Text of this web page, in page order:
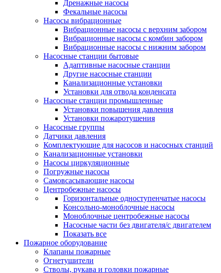
Дренажные насосы
Фекальные насосы
Насосы вибрационные
Вибрационные насосы с верхним забором
Вибрационные насосы с комбин забором
Вибрационные насосы с нижним забором
Насосные станции бытовые
Адаптивные насосные станции
Другие насосные станции
Канализационные установки
Установки для отвода конденсата
Насосные станции промышленные
Установки повышения давления
Установки пожаротушения
Насосные группы
Датчики давления
Комплектующие для насосов и насосных станций
Канализационные установки
Насосы циркуляционные
Погружные насосы
Самовсасывающие насосы
Центробежные насосы
Горизонтальные одноступенчатые насосы
Консольно-моноблочные насосы
Моноблочные центробежные насосы
Насосные части без двигателя/с двигателем
Показать все
Пожарное оборудование
Клапаны пожарные
Огнетушители
Стволы, рукава и головки пожарные